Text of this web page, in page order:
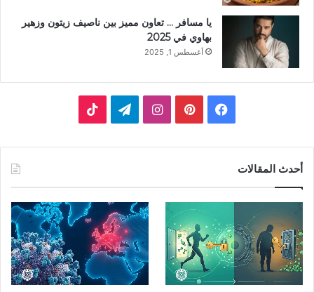
يا مسافر … تعاون مميز بين ناصيف زيتون وزهير
بهاوي في 2025
أغسطس 1, 2025
و
ك
ي
ر
ي
ق
ر
ر
ا
T
k
أحدث المقالات